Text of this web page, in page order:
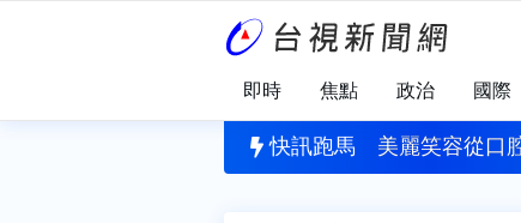
即時 焦點 政治 國際
快訊跑馬
市！喜來登附近施工圍籬倒塌 路過女子遭壓傷
美麗笑容從口